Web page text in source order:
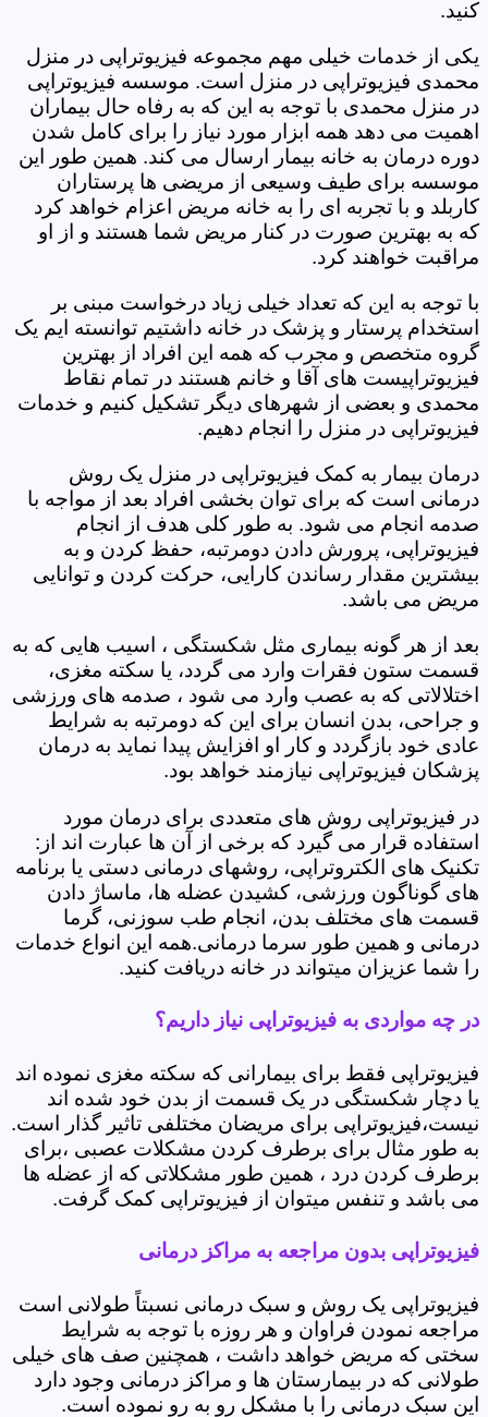
کنید.
یکی از خدمات خیلی مهم مجموعه فیزیوتراپی در منزل
محمدی فیزیوتراپی در منزل است. موسسه فیزیوتراپی
در منزل محمدی با توجه به این که به رفاه حال بیماران
اهمیت می دهد همه ابزار مورد نیاز را برای کامل شدن
دوره درمان به خانه بیمار ارسال می کند. همین طور این
موسسه برای طیف وسیعی از مریضی ها پرستاران
کاربلد و با تجربه ای را به خانه مریض اعزام خواهد کرد
که به بهترین صورت در کنار مریض شما هستند و از او
مراقبت خواهند کرد.
با توجه به این که تعداد خیلی زیاد درخواست مبنی بر
استخدام پرستار و پزشک در خانه داشتیم توانسته ایم یک
گروه متخصص و مجرب که همه این افراد از بهترین
فیزیوتراپیست های آقا و خانم هستند در تمام نقاط
محمدی و بعضی از شهرهای دیگر تشکیل کنیم و خدمات
فیزیوتراپی در منزل را انجام دهیم.
درمان بیمار به کمک فیزیوتراپی در منزل یک روش
درمانی است که برای توان بخشی افراد بعد از مواجه با
صدمه انجام می شود. به طور کلی هدف از انجام
فیزیوتراپی، پرورش دادن دومرتبه، حفظ کردن و به
بیشترین مقدار رساندن کارایی، حرکت کردن و توانایی
مریض می باشد.
بعد از هر گونه بیماری مثل شکستگی ، اسیب هایی که به
قسمت ستون فقرات وارد می گردد، یا سکته مغزی،
اختلالاتی که به عصب وارد می شود ، صدمه های ورزشی
و جراحی، بدن انسان برای این که دومرتبه به شرایط
عادی خود بازگردد و کار او افزایش پیدا نماید به درمان
پزشکان فیزیوتراپی نیازمند خواهد بود.
در فیزیوتراپی روش های متعددی برای درمان مورد
استفاده قرار می گیرد که برخی از آن ها عبارت اند از:
تکنیک های الکتروتراپی، روشهای درمانی دستی یا برنامه
های گوناگون ورزشی، کشیدن عضله ها، ماساژ دادن
قسمت های مختلف بدن، انجام طب سوزنی، گرما
درمانی و همین طور سرما درمانی.همه این انواع خدمات
را شما عزیزان میتواند در خانه دریافت کنید.
در چه مواردی به فیزیوتراپی نیاز داریم؟
فیزیوتراپی فقط برای بیمارانی که سکته مغزی نموده اند
یا دچار شکستگی در یک قسمت از بدن خود شده اند
نیست،فیزیوتراپی برای مریضان مختلفی تاثیر گذار است.
به طور مثال برای برطرف کردن مشکلات عصبی ،برای
برطرف کردن درد ، همین طور مشکلاتی که از عضله ها
می باشد و تنفس میتوان از فیزیوتراپی کمک گرفت.
فیزیوتراپی بدون مراجعه به مراکز درمانی
فیزیوتراپی یک روش و سبک درمانی نسبتاً طولانی است
مراجعه نمودن فراوان و هر روزه با توجه به شرایط
سختی که مریض خواهد داشت ، همچنین صف های خیلی
طولانی که در بیمارستان ها و مراکز درمانی وجود دارد
این سبک درمانی را با مشکل رو به رو نموده است.